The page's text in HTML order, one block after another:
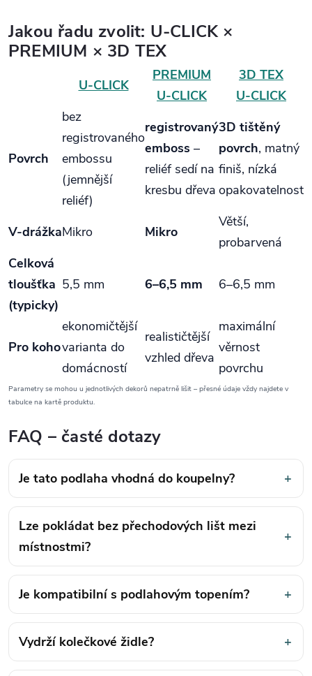
Jakou řadu zvolit: U‑CLICK ×
PREMIUM × 3D TEX
U‑CLICK
PREMIUM
U‑CLICK
3D TEX
U‑CLICK
Povrch
bez
registrovaného
embossu
(jemnější
reliéf)
registrovaný
emboss –
reliéf sedí na
kresbu dřeva
3D tištěný
povrch, matný
finiš, nízká
opakovatelnost
V‑drážkaMikro Mikro
Větší,
probarvená
Celková
tloušťka
(typicky)
5,5 mm 6–6,5 mm 6–6,5 mm
Pro koho
ekonomičtější
varianta do
domácností
realističtější
vzhled dřeva
maximální
věrnost
povrchu
Parametry se mohou u jednotlivých dekorů nepatrně lišit – přesné údaje vždy najdete v
tabulce na kartě produktu.
FAQ – časté dotazy
Je tato podlaha vhodná do koupelny? +
Lze pokládat bez přechodových lišt mezi
místnostmi?
+
Je kompatibilní s podlahovým topením? +
Vydrží kolečkové židle? +